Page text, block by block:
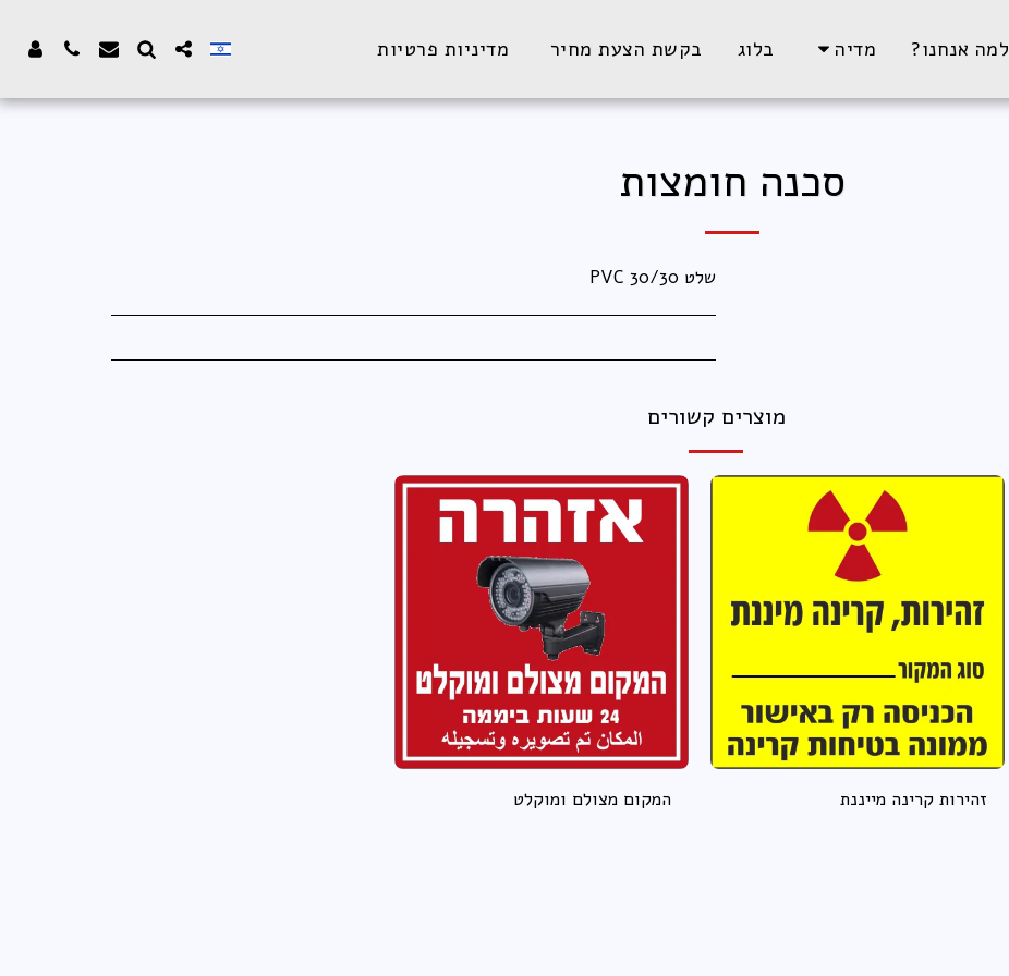
למה אנחנו? מדיה בלוג בקשת הצעת מחיר מדיניות פרטיות
סכנה חומצות
שלט PVC 30/30
מוצרים קשורים
זהירות קרינה מייננת המקום מצולם ומוקלט